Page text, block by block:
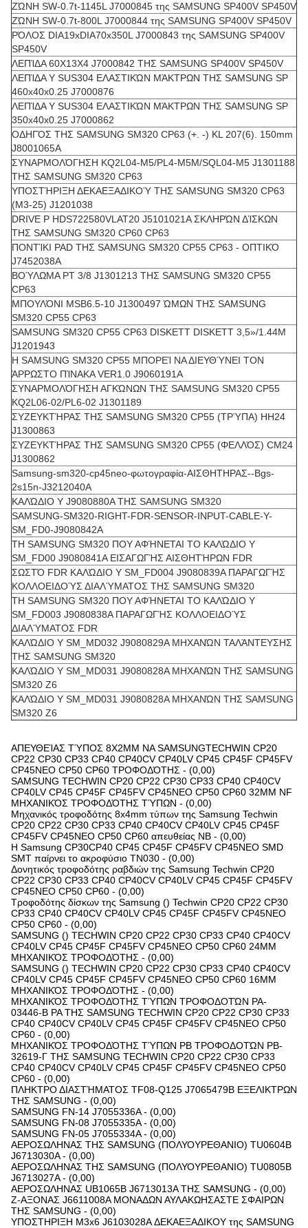
ΖΏΝΗ SW-0.7t-1145L J7000845 της SAMSUNG SP400V SP450V
ΖΏΝΗ SW-0.7t-800L J7000844 της SAMSUNG SP400V SP450V
ΡΌΛΟΣ DIA19xDIA70x350L J7000843 της SAMSUNG SP400V
SP450V
ΛΕΠΊΔΑ 60X13X4 J7000842 ΤΗΣ SAMSUNG SP400V SP450V
ΛΕΠΊΔΑ Y SUS304 ΕΛΑΣΤΙΚΏΝ ΜΆΚΤΡΩΝ ΤΗΣ SAMSUNG SP
460x40x0.25 J7000876
ΛΕΠΊΔΑ Y SUS304 ΕΛΑΣΤΙΚΏΝ ΜΆΚΤΡΩΝ ΤΗΣ SAMSUNG SP
350x40x0.25 J7000862
ΟΔΗΓΌΣ ΤΗΣ SAMSUNG SM320 CP63 (+. -) KL 207(6). 150mm
J8001065A
ΣΥΝΑΡΜΟΛΌΓΗΣΗ KQ2L04-M5/PL4-M5M/SQL04-M5 J1301188
ΤΗΣ SAMSUNG SM320 CP63
ΥΠΟΣΤΉΡΙΞΗ ΔΕΚΑΕΞΑΔΙΚΟΎ ΤΗΣ SAMSUNG SM320 CP63
(Μ3-25) J1201038
DRIVE Ρ HDS722580VLAT20 J5101021A ΣΚΛΗΡΏΝ ΔΊΣΚΩΝ
ΤΗΣ SAMSUNG SM320 CP60 CP63
ΠΟΝΤΊΚΙ PAD ΤΗΣ SAMSUNG SM320 CP55 CP63 - ΟΠΤΙΚΌ
J7452038A
ΒΟΎΛΩΜΑ PT 3/8 J1301213 ΤΗΣ SAMSUNG SM320 CP55
CP63
ΜΠΟΥΛΌΝΙ MSB6.5-10 J1300497 ΏΜΩΝ ΤΗΣ SAMSUNG
SM320 CP55 CP63
SAMSUNG SM320 CP55 CP63 DISKETT DISKETT 3,5»/1.44M
J1201943
Η SAMSUNG SM320 CP55 ΜΠΟΡΕΊ ΝΑ ΔΙΕΥΘΎΝΕΙ ΤΟΝ
ΆΡΡΩΣΤΟ ΠΊΝΑΚΑ VER1.0 J9060191A
ΣΥΝΑΡΜΟΛΌΓΗΣΗ ΑΓΚΏΝΩΝ ΤΗΣ SAMSUNG SM320 CP55
KQ2L06-02/PL6-02 J1301189
ΣΥΖΕΥΚΤΉΡΑΣ ΤΗΣ SAMSUNG SM320 CP55 (ΤΡΎΠΑ) HH24
J1300863
ΣΥΖΕΥΚΤΉΡΑΣ ΤΗΣ SAMSUNG SM320 CP55 (ΦΕΛΛΌΣ) CM24
J1300862
Samsung-sm320-cp45neo-φωτογραφία-ΑΙΣΘΗΤΗΡΑΣ--Bgs-
2s15n-J3212040A
ΚΑΛΏΔΙΟ Y J9080880A ΤΗΣ SAMSUNG SM320
SAMSUNG-SM320-RIGHT-FDR-SENSOR-INPUT-CABLE-Y-
SM_FD0-J9080842A
ΤΗ SAMSUNG SM320 ΠΟΥ ΑΦΉΝΕΤΑΙ ΤΟ ΚΑΛΏΔΙΟ Y
SM_FD00 J9080841A ΕΙΣΑΓΩΓΉΣ ΑΙΣΘΗΤΉΡΩΝ FDR
ΣΩΣΤΌ FDR ΚΑΛΏΔΙΟ Y SM_FD004 J9080839A ΠΑΡΑΓΩΓΉΣ
ΚΟΛΛΟΕΙΔΟΎΣ ΔΙΑΛΎΜΑΤΟΣ ΤΗΣ SAMSUNG SM320
ΤΗ SAMSUNG SM320 ΠΟΥ ΑΦΉΝΕΤΑΙ ΤΟ ΚΑΛΏΔΙΟ Y
SM_FD003 J9080838A ΠΑΡΑΓΩΓΉΣ ΚΟΛΛΟΕΙΔΟΎΣ
ΔΙΑΛΎΜΑΤΟΣ FDR
ΚΑΛΏΔΙΟ Y SM_MD032 J9080829A ΜΗΧΑΝΏΝ ΤΑΛΆΝΤΕΥΣΗΣ
ΤΗΣ SAMSUNG SM320
ΚΑΛΏΔΙΟ Y SM_MD031 J9080828A ΜΗΧΑΝΏΝ ΤΗΣ SAMSUNG
SM320 Z6
ΚΑΛΏΔΙΟ Y SM_MD031 J9080828A ΜΗΧΑΝΏΝ ΤΗΣ SAMSUNG
SM320 Z6
ΑΠΕΥΘΕΊΑΣ ΤΎΠΟΣ 8X2MM NA SAMSUNGTECHWIN CP20
CP22 CP30 CP33 CP40 CP40CV CP40LV CP45 CP45F CP45FV
CP45NEO CP50 CP60 ΤΡΟΦΟΔΌΤΗΣ - (0,00)
SAMSUNG TECHWIN CP20 CP22 CP30 CP33 CP40 CP40CV
CP40LV CP45 CP45F CP45FV CP45NEO CP50 CP60 32MM NF
ΜΗΧΑΝΙΚΌΣ ΤΡΟΦΟΔΌΤΗΣ ΤΎΠΩΝ - (0,00)
Μηχανικός τροφοδότης 8x4mm τύπων της Samsung Techwin
CP20 CP22 CP30 CP33 CP40 CP40CV CP40LV CP45 CP45F
CP45FV CP45NEO CP50 CP60 απευθείας NB - (0,00)
Η Samsung CP30CP40 CP45 CP45F CP45FV CP45NEO SMD
SMT παίρνει το ακροφύσιο TN030 - (0,00)
Δονητικός τροφοδότης ραβδιών της Samsung Techwin CP20
CP22 CP30 CP33 CP40 CP40CV CP40LV CP45 CP45F CP45FV
CP45NEO CP50 CP60 - (0,00)
Τροφοδότης δίσκων της Samsung () Techwin CP20 CP22 CP30
CP33 CP40 CP40CV CP40LV CP45 CP45F CP45FV CP45NEO
CP50 CP60 - (0,00)
SAMSUNG () TECHWIN CP20 CP22 CP30 CP33 CP40 CP40CV
CP40LV CP45 CP45F CP45FV CP45NEO CP50 CP60 24MM
ΜΗΧΑΝΙΚΌΣ ΤΡΟΦΟΔΌΤΗΣ - (0,00)
SAMSUNG () TECHWIN CP20 CP22 CP30 CP33 CP40 CP40CV
CP40LV CP45 CP45F CP45FV CP45NEO CP50 CP60 16MM
ΜΗΧΑΝΙΚΌΣ ΤΡΟΦΟΔΌΤΗΣ - (0,00)
ΜΗΧΑΝΙΚΌΣ ΤΡΟΦΟΔΌΤΗΣ ΤΎΠΩΝ ΤΡΟΦΟΔΟΤΏΝ PA-
03446-Β PA ΤΗΣ SAMSUNG TECHWIN CP20 CP22 CP30 CP33
CP40 CP40CV CP40LV CP45 CP45F CP45FV CP45NEO CP50
CP60 - (0,00)
ΜΗΧΑΝΙΚΌΣ ΤΡΟΦΟΔΌΤΗΣ ΤΎΠΩΝ PB ΤΡΟΦΟΔΟΤΏΝ PB-
32619-Γ ΤΗΣ SAMSUNG TECHWIN CP20 CP22 CP30 CP33
CP40 CP40CV CP40LV CP45 CP45F CP45FV CP45NEO CP50
CP60 - (0,00)
ΠΛΗΚΤΡΟ ΔΙΑΣΤΉΜΑΤΟΣ TF08-Q125 J7065479B ΕΞΕΛΙΚΤΡΩΝ
ΤΗΣ SAMSUNG - (0,00)
SAMSUNG FN-14 J7055336A - (0,00)
SAMSUNG FN-08 J7055335A - (0,00)
SAMSUNG FN-05 J7055334A - (0,00)
ΑΕΡΟΣΩΛΗΝΑΣ ΤΗΣ SAMSUNG (ΠΟΛΥΟΥΡΕΘΑΝΙΟ) TU0604B
J6713030A - (0,00)
ΑΕΡΟΣΩΛΗΝΑΣ ΤΗΣ SAMSUNG (ΠΟΛΥΟΥΡΕΘΑΝΙΟ) TU0805B
J6713027A - (0,00)
ΑΕΡΟΣΩΛΗΝΑΣ UB1065B J6713013A ΤΗΣ SAMSUNG - (0,00)
Ζ-ΑΞΟΝΑΣ J6611008A ΜΟΝΑΔΩΝ ΑΥΛΑΚΩΗΣΑΣΤΕ ΣΦΑΙΡΩΝ
ΤΗΣ SAMSUNG - (0,00)
ΥΠΟΣΤΗΡΙΞΗ M3x6 J6103028A ΔΕΚΑΕΞΑΔΙΚΟΥ της SAMSUNG